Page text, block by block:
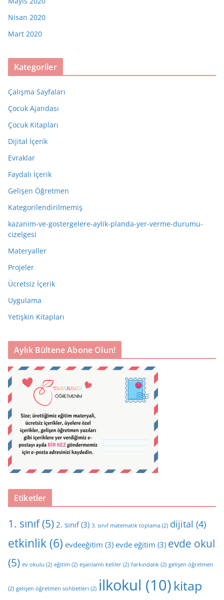
Nisan 2020
Mart 2020
Kategoriler
Çalışma Sayfaları
Çocuk Ajandası
Çocuk Kitapları
Dijital İçerik
Evraklar
Faydalı İçerik
Gelişen Öğretmen
Kategorilendirilmemiş
kazanim-ve-gostergelere-aylik-planda-yer-verme-durumu-
cizelgesi
Materyaller
Projeler
Ücretsiz İçerik
Uygulama
Yetişkin Kitapları
Aylık Bültene Abone Olun!
Etiketler
1. sınıf(5) 2. sınıf(3) 3. sınıf matematik toplama (2) dijital (4)
etkinlik (6) evdeeğitim (3) evde eğitim (3) evde okul
(5) ev okulu (2) eğitim (2) eşanlamlı keliler (2) farkındalık (2) gelişen öğretmen
(2) gelişen öğretmen sohbetleri (2) ilkokul (10) kitap